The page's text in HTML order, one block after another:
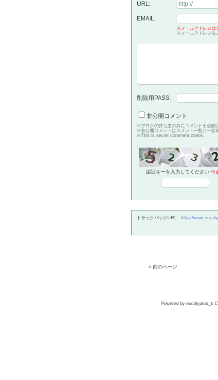
URL:
EMAIL:
※メールアドレスは
※メールアドレスを
削除用PASS:
非公開コメント
※ブログの持ち主のみにコメントを公開
※非公開コメントはコメント一覧に一切
※This is secret comment check.
認証キーを入力してください ※
トラックバックURL : http://
< 前のページ
Powered by eucalyptus_k